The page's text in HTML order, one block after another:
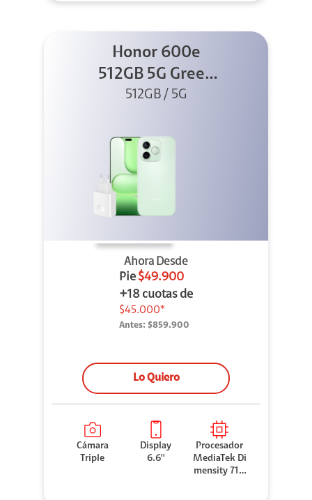
Honor 600e
512GB 5G Green
+ 45W
512GB / 5G
Ahora Desde
Pie $49.900
+18 cuotas de
$45.000*
Antes: $859.900
Lo Quiero
Cámara
Triple
Display
6.6''
Procesador
MediaTek Di
mensity 710